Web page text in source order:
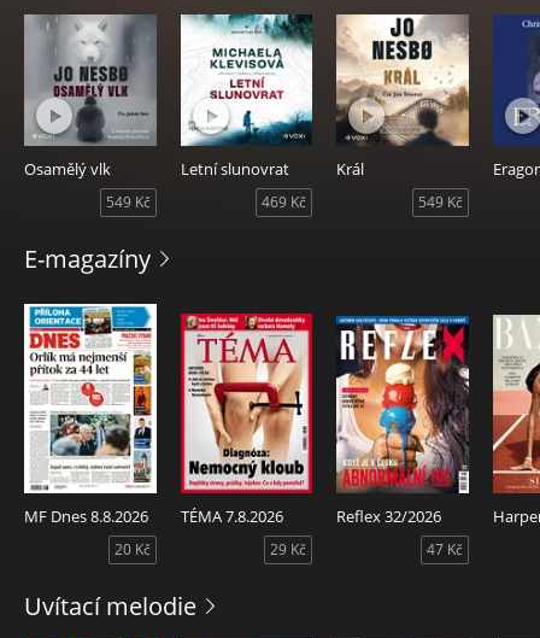
kdekoliv
Osamělý vlk
549 Kč
Letní slunovrat
469 Kč
Král
549 Kč
E-magazíny
MF Dnes 8.8.2026
20 Kč
TÉMA 7.8.2026
29 Kč
Reflex 32/2026
47 Kč
Uvítací melodie